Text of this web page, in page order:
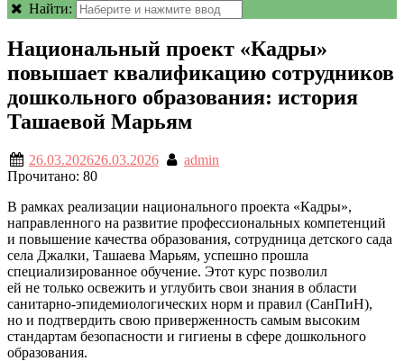
Найти:
Национальный проект «Кадры»
повышает квалификацию сотрудников
дошкольного образования: история
Ташаевой Марьям
26.03.202626.03.2026
admin
Прочитано: 80
В рамках реализации национального проекта «Кадры»,
направленного на развитие профессиональных компетенций
и повышение качества образования, сотрудница детского сада
села Джалки, Ташаева Марьям, успешно прошла
специализированное обучение. Этот курс позволил
ей не только освежить и углубить свои знания в области
санитарно-эпидемиологических норм и правил (СанПиН),
но и подтвердить свою приверженность самым высоким
стандартам безопасности и гигиены в сфере дошкольного
образования.